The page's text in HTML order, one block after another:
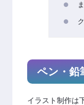
ペン・鉛
イラスト制作は